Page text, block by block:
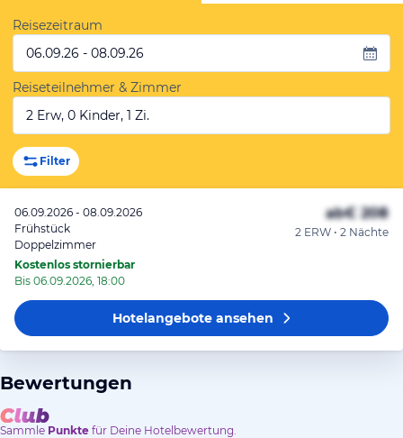
Reisezeitraum
06.09.26 - 08.09.26
Reiseteilnehmer & Zimmer
2 Erw, 0 Kinder, 1 Zi.
Filter
06.09.2026 - 08.09.2026
Frühstück
Doppelzimmer
Kostenlos stornierbar
Bis 06.09.2026, 18:00
ab€ 208
2 ERW • 2 Nächte
Hotelangeboteansehen
Bewertungen
Sammle Punkte für Deine Hotelbewertung.